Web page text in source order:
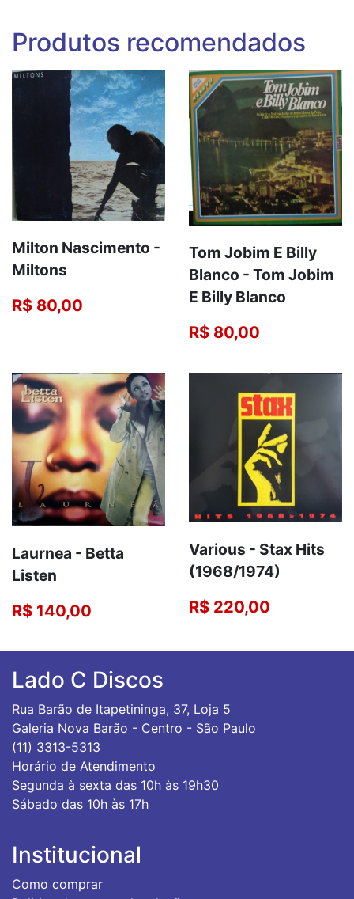
Produtos recomendados
Milton Nascimento -
Miltons
R$ 80,00
Tom Jobim E Billy
Blanco - Tom Jobim
E Billy Blanco
R$ 80,00
Laurnea - Betta
Listen
R$ 140,00
Various - Stax Hits
(1968/1974)
R$ 220,00
Lado C Discos
Rua Barão de Itapetininga, 37, Loja 5
Galeria Nova Barão - Centro - São Paulo
(11) 3313-5313
Horário de Atendimento
Segunda à sexta das 10h às 19h30
Sábado das 10h às 17h
Institucional
Como comprar